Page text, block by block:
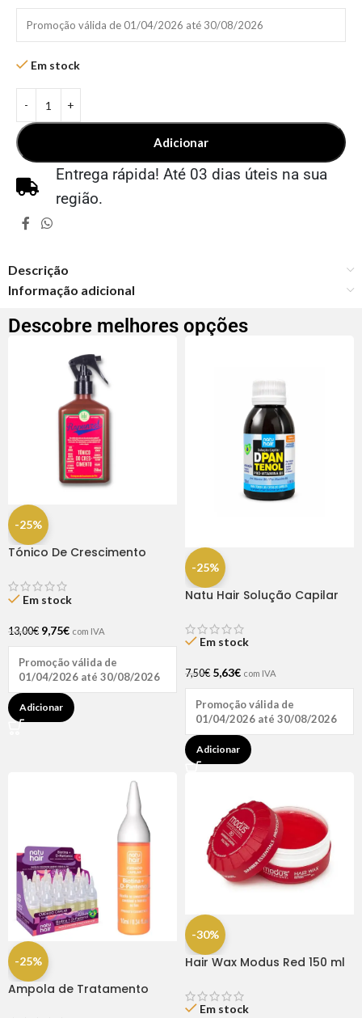
Promoção válida de 01/04/2026 até 30/08/2026
Em stock
Adicionar
Entrega rápida! Até 03 dias úteis na sua
região.
Descrição
Informação adicional
Descobre melhores opções
-25%
Tónico De Crescimento
Em stock
13,00€ 9,75€ com IVA
Promoção válida de
01/04/2026 até 30/08/2026
Adicionar
-25%
Natu Hair Solução Capilar
Em stock
7,50€ 5,63€ com IVA
Promoção válida de
01/04/2026 até 30/08/2026
Adicionar
-25%
Ampola de Tratamento
-30%
Hair Wax Modus Red 150 ml
Em stock